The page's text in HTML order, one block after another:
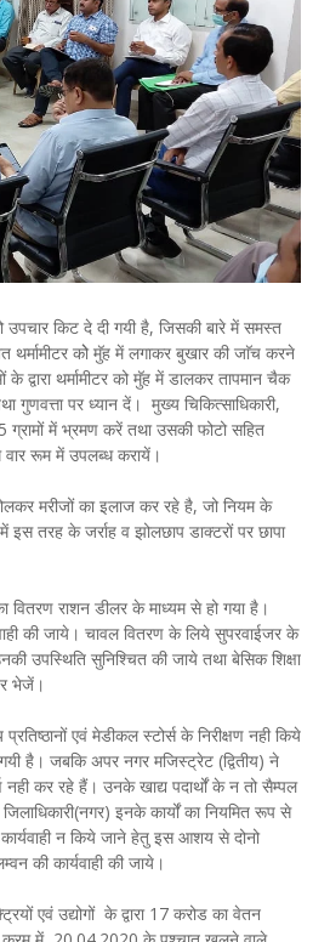
किट दे दी गयी है, जिसकी बारे में समस्त
थर्मामीटर कोे मुॅह में लगाकर बुखार की जाॅच करने
के द्वारा थर्मामीटर को मुॅह में डालकर तापमान चैक
गुणवत्ता पर ध्यान दें। मुख्य चिकित्साधिकारी,
में भ्रमण करें तथा उसकी फोटो सहित
वार रूम में उपलब्ध करायें।
मरीजों का इलाज कर रहे है, जो नियम के
इस तरह के जर्राह व झोलछाप डाक्टरों पर छापा
वितरण राशन डीलर के माध्यम से हो गया है।
की जाये। चावल वितरण के लिये सुपरवाईजर के
उपस्थिति सुनिश्चित की जाये तथा बेसिक शिक्षा
भेजें।
एवं मेडीकल स्टोर्स के निरीक्षण नही किये
गयी है। जबकि अपर नगर मजिस्ट्रेट (द्वितीय) ने
नही कर रहे हैं। उनके खाद्य पदार्थों के न तो सैम्पल
इनके कार्यों का नियमित रूप से
कार्यवाही न किये जाने हेतु इस आशय से दोनो
की कार्यवाही की जाये।
एवं उद्योगों के द्वारा 17 करोड का वेतन